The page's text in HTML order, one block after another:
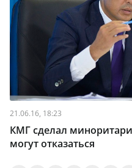
21.06.16, 18:23
КМГ сделал
могут отказаться